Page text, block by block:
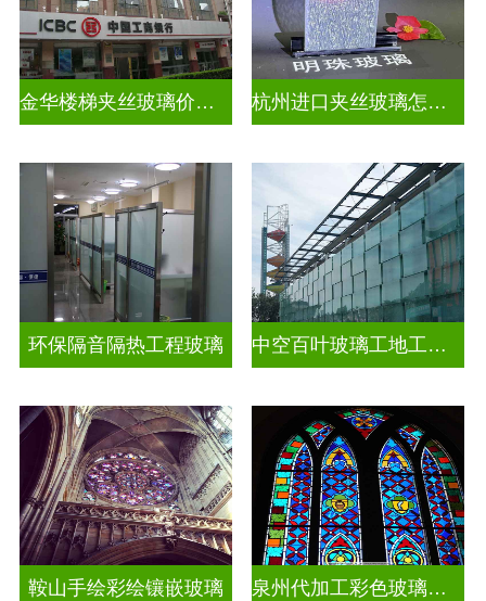
金华楼梯夹丝玻璃价钱多少一米 杭州进口夹丝玻璃怎么卖
环保隔音隔热工程玻璃 中空百叶玻璃工地工装装饰玻璃
鞍山手绘彩绘镶嵌玻璃 泉州代加工彩色玻璃穹顶